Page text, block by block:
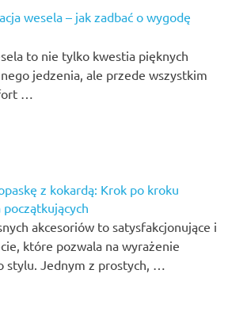
wesela – jak zadbać o wygodę
to nie tylko kwestia pięknych
jedzenia, ale przede wszystkim
…
z kokardą: Krok po kroku
akcesoriów to satysfakcjonujące i
które pozwala na wyrażenie
stylu. Jednym z prostych, …